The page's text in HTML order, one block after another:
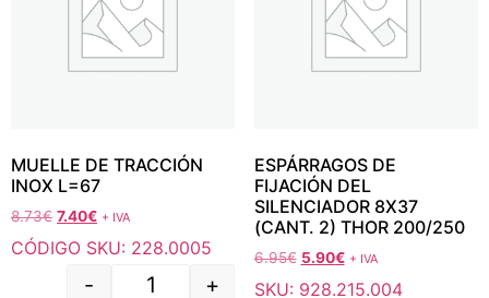
MUELLE DE TRACCIÓN
INOX L=67
8.73€ 7.40€ + IVA
CÓDIGO SKU: 228.0005
- +
ESPÁRRAGOS DE
FIJACIÓN DEL
SILENCIADOR 8X37
(CANT. 2) THOR 200/250
6.95€ 5.90€ + IVA
SKU: 928.215.004